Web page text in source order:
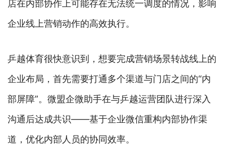
店在内部协作上可能存在无法统一调度的情况，影响
企业线上营销动作的高效执行。
乒越体育很快意识到，想要完成营销场景转战线上的
企业布局，首先需要打通多个渠道与门店之间的“内
部屏障”。微盟企微助手在与乒越运营团队进行深入
沟通后达成共识——基于企业微信重构内部协作渠
道，优化内部人员的协同效率。